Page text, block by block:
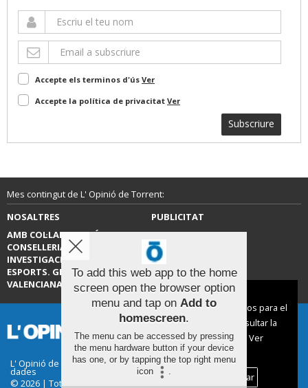
Accepte els terminos d'ús Ver
Accepte la política de privacitat Ver
Subscriure
Mes contingut de L' Opinió de Torrent:
NOSALTRES
PUBLICITAT
AMB COL·LABORACIÓ DE LA
CONSELLERIA D’EDUCACIÓ,
INVESTIGACIÓ, CULTURA I
ESPORTS. GENERALITAT
VALENCIANA.
CONTACTE
L' Opinió de Torrent |Termes d'ús| Protecció de
dades
© 2026 | Tots els drets reservats
To add this web app to the home
screen open the browser option
menu and tap on Add to
homescreen.
The menu can be accessed by pressing
the menu hardware button if your device
has one, or by tapping the top right menu
icon
.
Aviso sobre el Uso de cookies:
Utilizamos cookies nuestras y de terceros para el
funcionamiento del digital. Puedes consultar la
lista de cookies y como desconectarlas.
Ver
nuestra Política de Privacidad y Cookies
Aceptar Cookies
Personalizar